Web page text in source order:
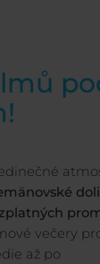
večery
až po